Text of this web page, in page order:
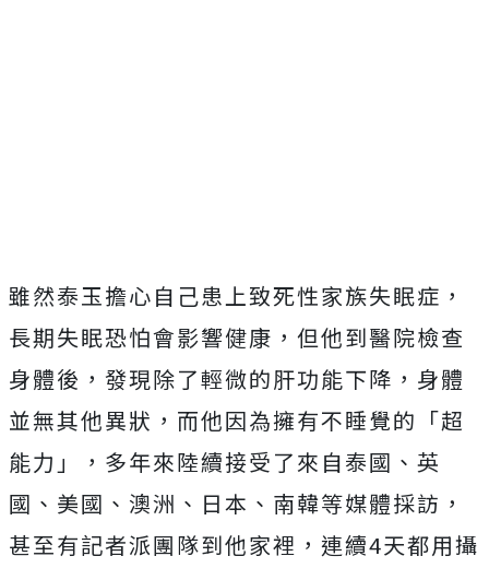
雖然泰玉擔心自己患上致死性家族失眠症，
長期失眠恐怕會影響健康，但他到醫院檢查
身體後，發現除了輕微的肝功能下降，身體
並無其他異狀，而他因為擁有不睡覺的「超
能力」，多年來陸續接受了來自泰國、英
國、美國、澳洲、日本、南韓等媒體採訪，
甚至有記者派團隊到他家裡，連續4天都用攝